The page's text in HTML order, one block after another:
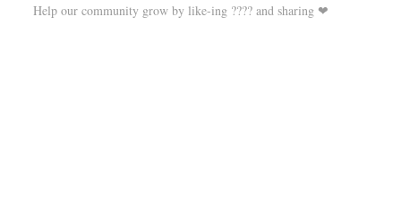
Help our community grow by like-ing ???? and sharing ❤